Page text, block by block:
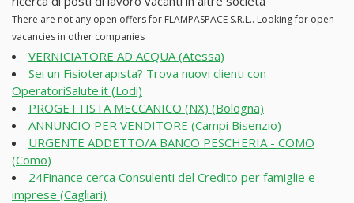
There are not any open offers for FLAMPASPACE S.R.L.. Looking for open
vacancies in other companies
VERNICIATORE AD ACQUA (Atessa)
Sei un Fisioterapista? Trova nuovi clienti con
OperatoriSalute.it (Lodi)
PROGETTISTA MECCANICO (NX) (Bologna)
ANNUNCIO PER VENDITORE (Campi Bisenzio)
URGENTE ADDETTO/A BANCO PESCHERIA - COMO
(Como)
24Finance cerca Consulenti del Credito per famiglie e
imprese (Cagliari)